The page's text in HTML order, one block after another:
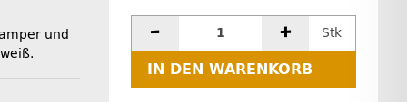
und
Stk
IN DEN WARENKORB